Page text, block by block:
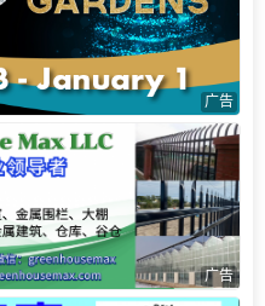
广告
广告